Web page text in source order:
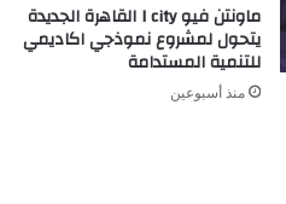
ماونتن فيو I city القاهرة الجديدة
يتحول لمشروع نموذجي اكاديمي
للتنمية المستدامة
منذ أسبوعين